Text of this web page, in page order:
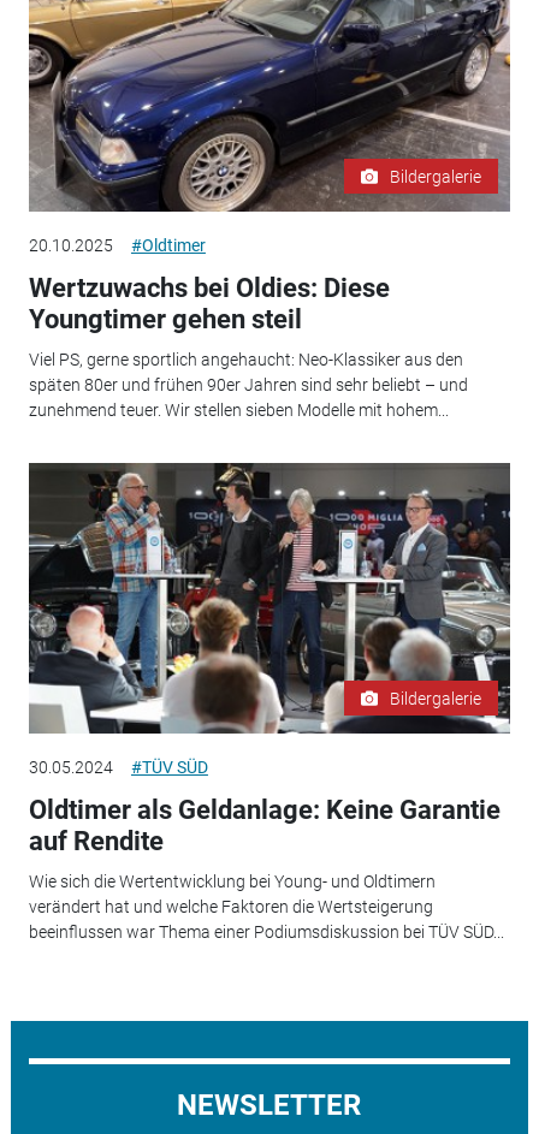
Bildergalerie
20.10.2025 #Oldtimer
Wertzuwachs bei Oldies: Diese
Youngtimer gehen steil
Viel PS, gerne sportlich angehaucht: Neo-Klassiker aus den
späten 80er und frühen 90er Jahren sind sehr beliebt – und
zunehmend teuer. Wir stellen sieben Modelle mit hohem...
Bildergalerie
30.05.2024 #TÜV SÜD
Oldtimer als Geldanlage: Keine Garantie
auf Rendite
Wie sich die Wertentwicklung bei Young- und Oldtimern
verändert hat und welche Faktoren die Wertsteigerung
beeinflussen war Thema einer Podiumsdiskussion bei TÜV SÜD...
NEWSLETTER